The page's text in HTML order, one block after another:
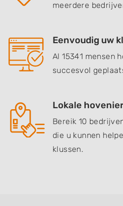
meerdere
Eenvoudig uw
Al 15341 mensen
succesvol
Lokale
Bereik 10
die u kunnen
klussen.